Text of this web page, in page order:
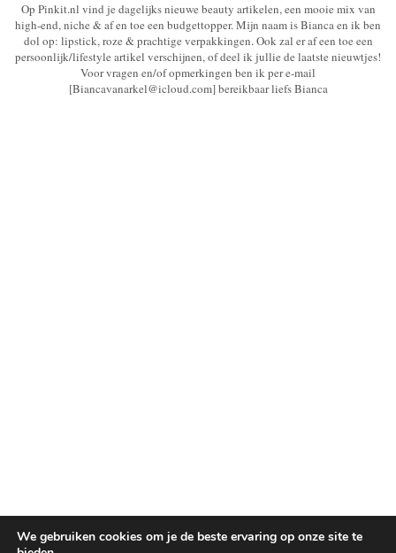
Op Pinkit.nl vind je dagelijks nieuwe beauty artikelen, een mooie mix van
high-end, niche & af en toe een budgettopper. Mijn naam is Bianca en ik ben
dol op: lipstick, roze & prachtige verpakkingen. Ook zal er af een toe een
persoonlijk/lifestyle artikel verschijnen, of deel ik jullie de laatste nieuwtjes!
Voor vragen en/of opmerkingen ben ik per e-mail
[Biancavanarkel@icloud.com] bereikbaar liefs Bianca
We gebruiken cookies om je de beste ervaring op onze site te